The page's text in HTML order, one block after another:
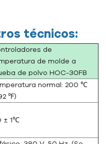
técnicos:
de
de molde a
de polvo HOC-30FB
normal: 200 ℃
℉)
± 1℃